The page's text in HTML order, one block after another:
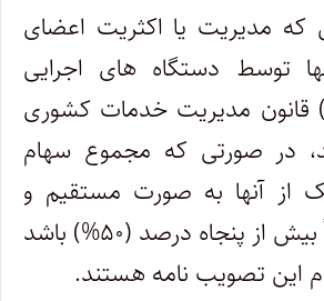
که مدیریت یا اکثریت اعضای
توسط دستگاه های اجرایی
موضوع ماده (۵) قانون مدیریت خدمات کشوری
در صورتی که مجموع سهام
از آنها به صورت مستقیم و
مشترکاً یا منفرداً بیش از پنجاه درصد (۵۰%) باشد
این تصویب نامه هستند.